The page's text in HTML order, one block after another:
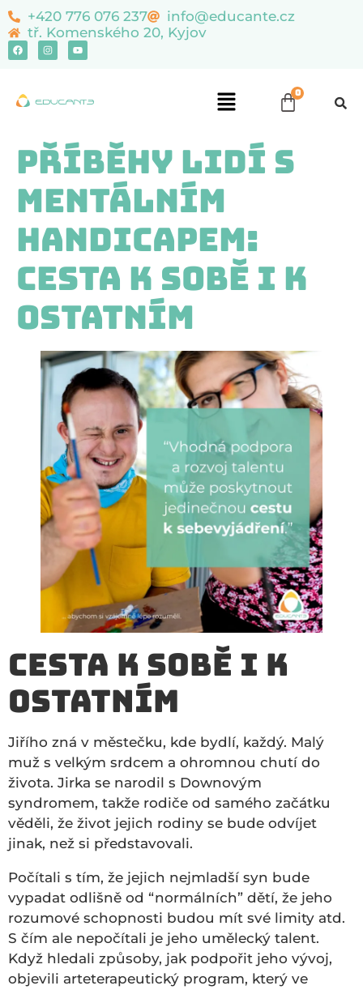
content
+420 776 076 237
info@educante.cz
tř. Komenského 20, Kyjov
Příběhy lidí s
mentálním
handicapem:
Cesta k sobě i k
ostatním
Cesta k sobě i k
ostatním
Jiřího zná v městečku, kde bydlí, každý. Malý
muž s velkým srdcem a ohromnou chutí do
života. Jirka se narodil s Downovým
syndromem, takže rodiče od samého začátku
věděli, že život jejich rodiny se bude odvíjet
jinak, než si představovali.
Počítali s tím, že jejich nejmladší syn bude
vypadat odlišně od “normálních” dětí, že jeho
rozumové schopnosti budou mít své limity atd.
S čím ale nepočítali je jeho umělecký talent.
Když hledali způsoby, jak podpořit jeho vývoj,
objevili arteterapeutický program, který ve